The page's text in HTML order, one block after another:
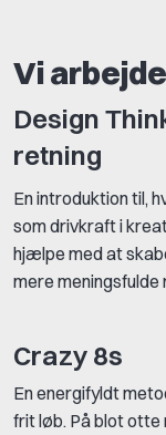
Vi
Design
retning
En introduktion til,
som drivkraft i
hjælpe med at
mere meningsfulde
Crazy 8s
En energifyldt
frit løb. På blot otte